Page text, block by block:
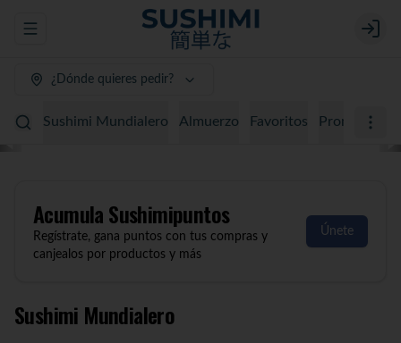
Abrir menu de navegación Login
¿Dónde quieres pedir?
Sushimi Mundialero Almuerzo Favoritos Promociones
AcumulaSushimipuntos
Regístrate, gana puntos con tus compras y
canjealos por productos y más
Únete
Sushimi Mundialero